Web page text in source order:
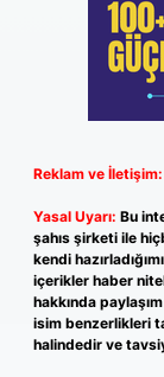
Reklam ve İletişim:
Yasal Uyarı: Bu
şahıs şirketi ile
kendi
içerikler haber
hakkında
isim benzerlikleri
halindedir ve